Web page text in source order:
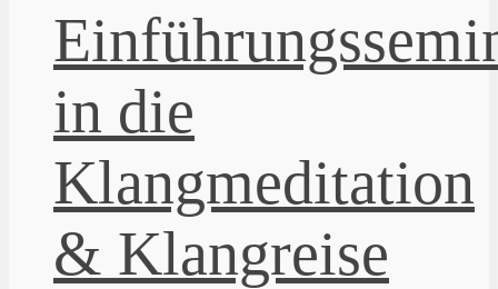
in die
Klangmeditation
& Klangreise